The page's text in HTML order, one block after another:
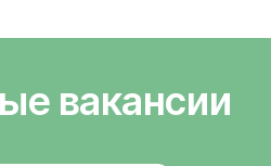
вакансии